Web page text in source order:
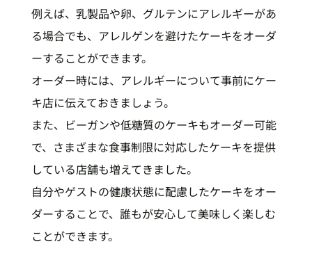
例えば、乳製品や卵、グルテンにアレルギーがあ
る場合でも、アレルゲンを避けたケーキをオーダ
ーすることができます。
オーダー時には、アレルギーについて事前にケー
キ店に伝えておきましょう。
また、ビーガンや低糖質のケーキもオーダー可能
で、さまざまな食事制限に対応したケーキを提供
している店舗も増えてきました。
自分やゲストの健康状態に配慮したケーキをオー
ダーすることで、誰もが安心して美味しく楽しむ
ことができます。